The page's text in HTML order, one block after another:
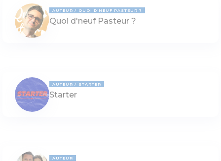
AUTEUR QUOI D'NEUF PASTEUR ?
Quoi d'neuf Pasteur ?
AUTEUR STARTER
Starter
AUTEUR